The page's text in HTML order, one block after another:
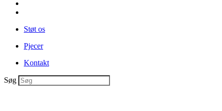
Støt os
Pjecer
Kontakt
Søg